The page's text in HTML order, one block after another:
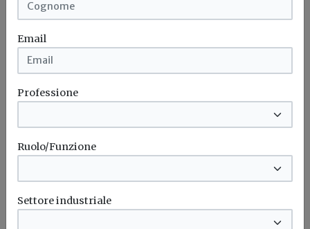
Attualità
Start up innovative, detrazione Irpef al
65% già al versamento dei fondi:
l'Agenzia chiarisce il regime dei
contratti Safe
La risposta n. 137/2026 conferma che i finanziamenti
Agenzia delle entrate
Email
Professione
Ruolo/Funzione
Settore industriale